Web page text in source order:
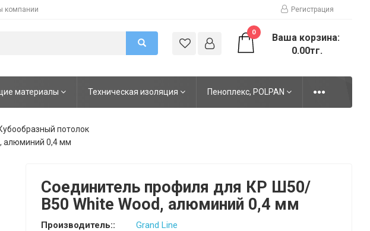
компании Регистрация
0
Ваша корзина:
0.00тг.
материалы Техническая изоляция Пеноплекс, POLPAN
потолок
алюминий 0,4 мм
Соединитель профиля для КР Ш50/
В50 White Wood, алюминий 0,4 мм
Производитель::
Grand Line